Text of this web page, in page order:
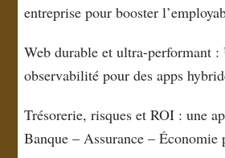
entreprise pour booster
Web durable et ultra-performant
observabilité pour des apps
Trésorerie, risques et ROI : une
Banque – Assurance – Économie